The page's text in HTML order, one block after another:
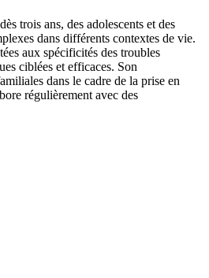
trois ans, des adolescents et des
dans différents contextes de vie.
aux spécificités des troubles
ciblées et efficaces. Son
dans le cadre de la prise en
régulièrement avec des